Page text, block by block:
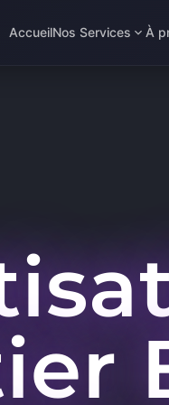
AccueilNos Services À